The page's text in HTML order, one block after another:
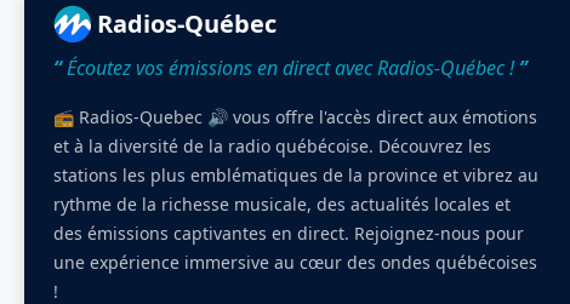
Radios-Québec
“Écoutez vos émissions en direct avec Radios-Québec !”
📻 Radios-Quebec 🔊 vous offre l'accès direct aux émotions
et à la diversité de la radio québécoise. Découvrez les
stations les plus emblématiques de la province et vibrez au
rythme de la richesse musicale, des actualités locales et
des émissions captivantes en direct. Rejoignez-nous pour
une expérience immersive au cœur des ondes québécoises
!